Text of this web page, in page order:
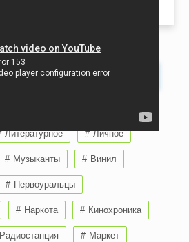
Литературное Личное
Музыканты Винил
Первоуральцы
Наркота Кинохроника
Радиостанция Маркет